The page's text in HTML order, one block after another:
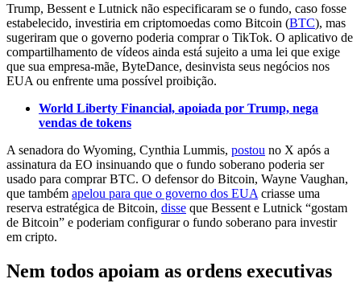
Trump, Bessent e Lutnick não especificaram se o fundo, caso fosse
estabelecido, investiria em criptomoedas como Bitcoin (BTC), mas
sugeriram que o governo poderia comprar o TikTok. O aplicativo de
compartilhamento de vídeos ainda está sujeito a uma lei que exige
que sua empresa-mãe, ByteDance, desinvista seus negócios nos
EUA ou enfrente uma possível proibição.
World Liberty Financial, apoiada por Trump, nega
vendas de tokens
A senadora do Wyoming, Cynthia Lummis, postou no X após a
assinatura da EO insinuando que o fundo soberano poderia ser
usado para comprar BTC. O defensor do Bitcoin, Wayne Vaughan,
que também apelou para que o governo dos EUA criasse uma
reserva estratégica de Bitcoin, disse que Bessent e Lutnick “gostam
de Bitcoin” e poderiam configurar o fundo soberano para investir
em cripto.
Nem todos apoiam as ordens executivas